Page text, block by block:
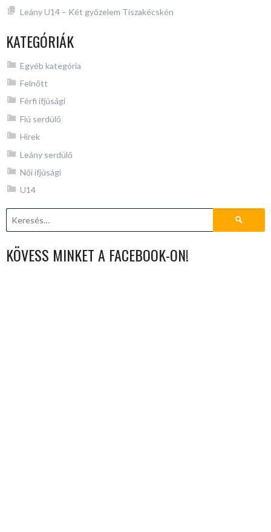
Leány U14 – Két győzelem Tiszakécskén
KATEGÓRIÁK
Egyéb kategória
Felnőtt
Férfi ifjúsági
Fiú serdülő
Hírek
Leány serdülő
Női ifjúsági
U14
Keresés:
KÖVESS MINKET A FACEBOOK-ON!